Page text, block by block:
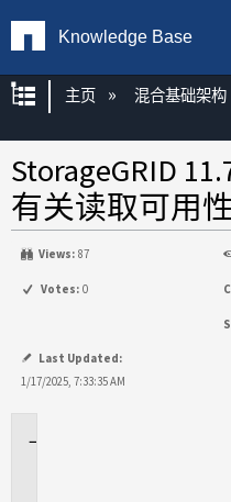
Knowledge Base
扩展/隐缩全局层
主页 混合基础架构
StorageGRID
有关读取可用
Views: 87
Votes: 0
Last Updated:
1/17/2025, 7:33:35 AM